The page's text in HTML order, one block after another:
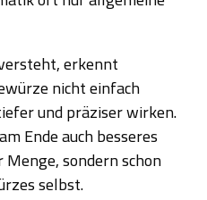
erkennt
nicht einfach
und präziser wirken.
Ende auch besseres
sondern schon
selbst.